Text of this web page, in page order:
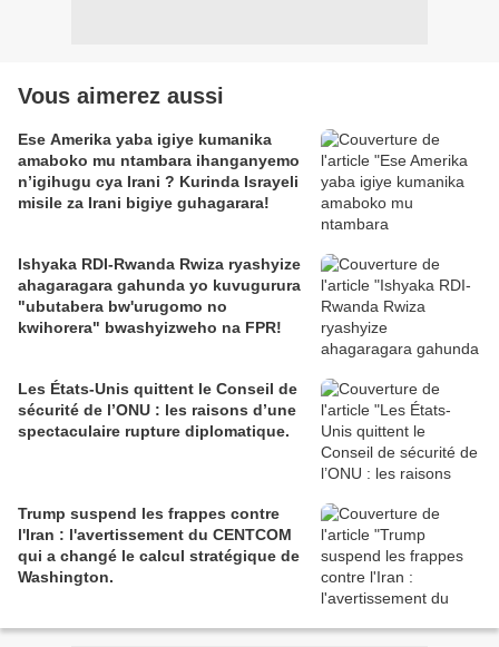
Vous aimerez aussi
Ese Amerika yaba igiye kumanika
amaboko mu ntambara ihanganyemo
n’igihugu cya Irani ? Kurinda Israyeli
misile za Irani bigiye guhagarara!
Ishyaka RDI-Rwanda Rwiza ryashyize
ahagaragara gahunda yo kuvugurura
"ubutabera bw'urugomo no
kwihorera" bwashyizweho na FPR!
Les États-Unis quittent le Conseil de
sécurité de l’ONU : les raisons d’une
spectaculaire rupture diplomatique.
Trump suspend les frappes contre
l'Iran : l'avertissement du CENTCOM
qui a changé le calcul stratégique de
Washington.